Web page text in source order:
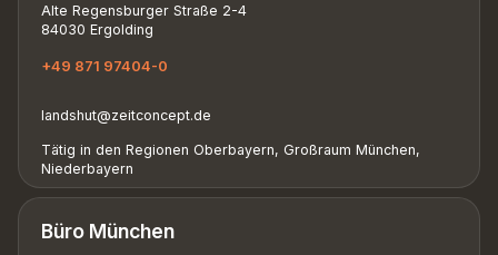
Alte Regensburger Straße 2-4
84030 Ergolding
+49 871 97404-0
landshut@zeitconcept.de
Tätig in den Regionen Oberbayern, Großraum München,
Niederbayern
Büro München